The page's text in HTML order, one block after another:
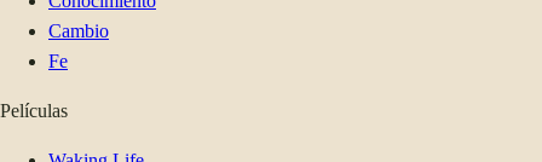
Cambio
Fe
Películas